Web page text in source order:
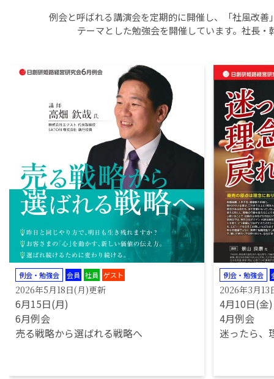
例会と呼ばれる講演会を定期的に開催し、「社風改
テーマとした勉強会を開催しています。社長
例会・勉強会 ゲスト
会員 社員
2026年5月18日(月)更新
6月15日(月)
6月例会
売る戦略から選ばれる戦略へ
例会・勉強会
2026年3月13
4月10日(金)
4月例会
迷ったら、